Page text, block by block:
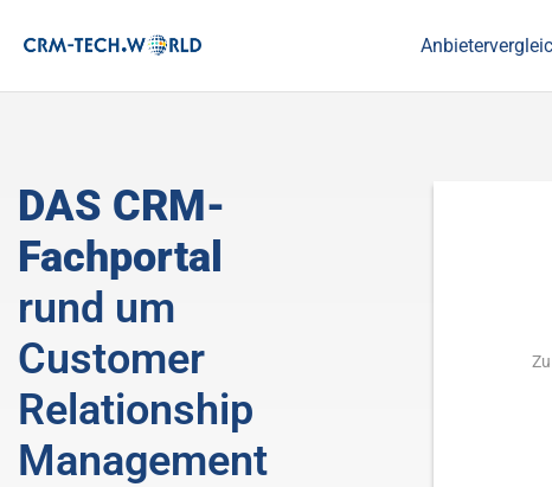
DAS CRM-
Fachportal
rund um
Customer
Relationship
Management